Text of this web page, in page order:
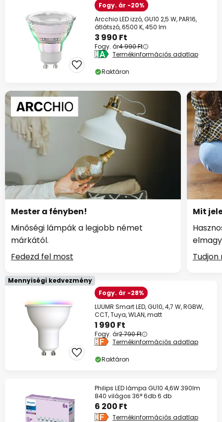
Fogy. ár -20%
Arcchio LED izzó, GU10 2,5 W, PAR16,
átlátszó, 6500 K, 450 lm
3 990 Ft
Fogy. ár4 990 Ft
Termékinformációs adatlap
Raktáron
Mester a fényben!
Minőségi lámpák a legjobb német
márkától.
Fedezd fel most
Mit
Mennyiségi kedvezmény
Fogy. ár -28%
LUUMR Smart LED, GU10, 4,7 W, RGBW,
CCT, Tuya, WLAN, matt
1 990 Ft
Fogy. ár2 790 Ft
Termékinformációs adatlap
Raktáron
Philips LED lámpa GU10 4,6W 390lm
840 világos 36° 6db 6 db
6 200 Ft
Termékinformációs adatlap